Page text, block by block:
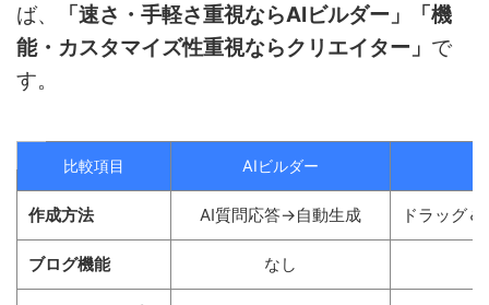
ば、
「速さ・手軽さ重視ならAIビルダー」「機
能・カスタマイズ性重視ならクリエイター」 で
す。
比較項目 AIビルダー
作成方法 AI質問応答→自動生成 ドラッグ
ブログ機能 なし